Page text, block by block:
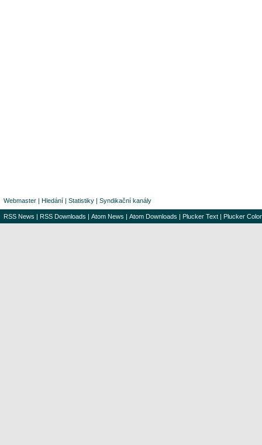
Webmaster | Hledání | Statistiky | Syndikační kanály
RSS News | RSS Downloads | Atom News | Atom Downloads | Plucker Text | Plucker Color